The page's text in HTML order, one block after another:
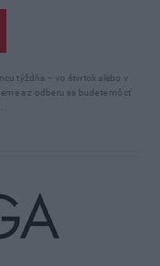
týždňa – vo štvrtok alebo v
a z odberu sa budete môcť